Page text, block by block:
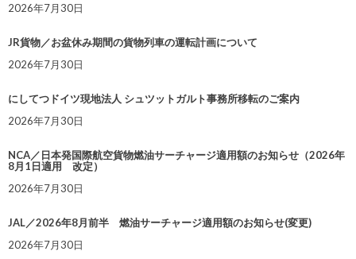
2026年7月30日
JR貨物／お盆休み期間の貨物列車の運転計画について
2026年7月30日
にしてつドイツ現地法人 シュツットガルト事務所移転のご案内
2026年7月30日
NCA／日本発国際航空貨物燃油サーチャージ適用額のお知らせ（2026年
8月1日適用 改定）
2026年7月30日
JAL／2026年8月前半 燃油サーチャージ適用額のお知らせ(変更)
2026年7月30日